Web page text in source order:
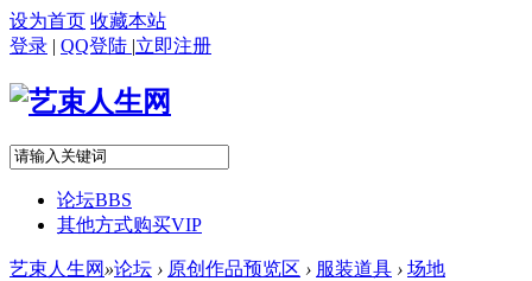
设为首页 收藏本站
登录 | QQ登陆 |立即注册
论坛BBS
其他方式购买VIP
艺束人生网 »论坛 › 原创作品预览区 › 服装道具 › 场地